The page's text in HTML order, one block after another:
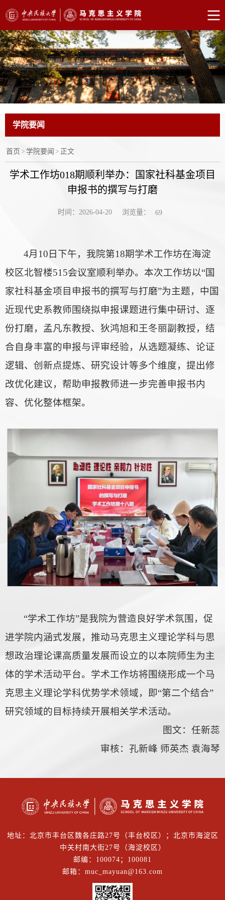
学院要闻
首页 > 学院要闻 > 正文
学术工作坊018期顺利举办：国家社科基金项目
申报书的撰写与打磨
时间：2026-04-20 浏览量： 69
4月10日下午，我院第18期学术工作坊在海淀
校区北智楼515会议室顺利举办。本次工作坊以“国
家社科基金项目申报书的撰写与打磨”为主题，中国
近现代史系教师围绕拟申报课题进行集中研讨、逐
份打磨，孟凡东教授、狄鸿旭和王冬丽副教授，结
合自身丰富的申报与评审经验，从选题凝练、论证
逻辑、创新点提炼、研究设计等多个维度，提出修
改优化建议，帮助申报教师进一步完善申报书内
容、优化整体框架。
“学术工作坊”是我院为营造良好学术氛围，促
进学院内涵式发展，推动马克思主义理论学科与思
想政治理论课高质量发展而设立的以本院师生为主
体的学术活动平台。学术工作坊将围绕形成一个马
克思主义理论学科优势学术领域，即“第二个结合”
研究领域的目标持续开展相关学术活动。
图文：任新蕊
审核：孔新峰 师英杰 袁海琴
地址：北京市丰台区魏各庄路27号（丰台校区）；北京市海淀区
中关村南大街27号（海淀校区）
邮编：100074；100081
邮箱：muc_mayuan@163.com